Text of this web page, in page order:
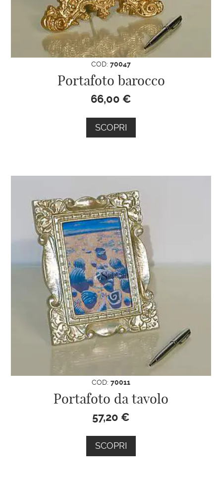
COD: 70047
Portafoto barocco
66,00 €
SCOPRI
COD: 70011
Portafoto da tavolo
57,20 €
SCOPRI